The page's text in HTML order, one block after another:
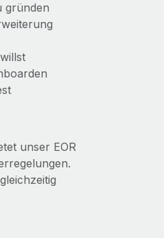
gründen
unser EOR